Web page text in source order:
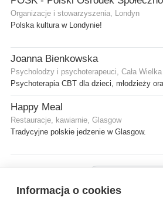
Informacja o cookies
Organizacje i stowarzyszenia, Londyn
Polska kultura w Londynie!
Joanna Bienkowska
Psycholodzy i psychoterapeuci, Cała
Psychoterapia CBT dla dzieci, młodzieży
Happy Meal
Restauracje, kawiarnie, Glasgow
Tradycyjne polskie jedzenie w Glasgow.